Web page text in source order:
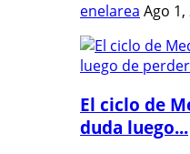
enelarea Ago 1,
El ciclo de
duda luego...